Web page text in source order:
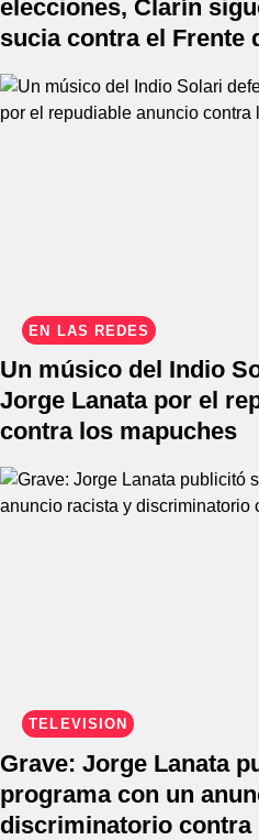
elecciones, Clarín
sucia contra el Frente
EN LAS REDES
Un músico del Indio
Jorge Lanata por el
contra los mapuches
TELEVISIÓN
Grave: Jorge Lanata
programa con un
discriminatorio contra